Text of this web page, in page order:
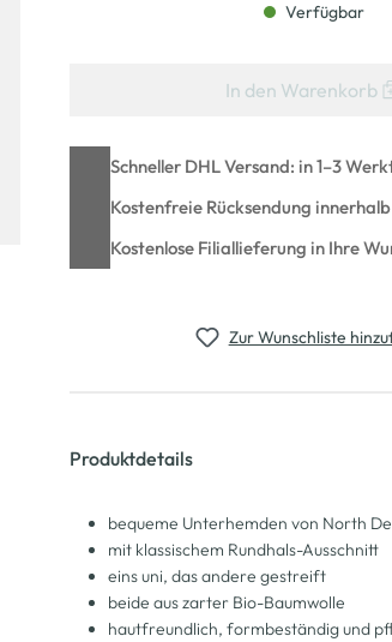
Verfügbar
In den Warenkorb
Schneller DHL Versand: in 1–3
Kostenfreie Rücksendung innerhalb
Kostenlose Filiallieferung in Ihre
Zur Wunschliste
Produktdetails
bequeme Unterhemden von North
mit klassischem Rundhals-Ausschnitt
eins uni, das andere gestreift
beide aus zarter Bio-Baumwolle
hautfreundlich, formbeständig und